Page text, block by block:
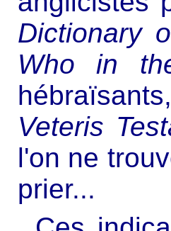
Dictionary
Who in
Veteris
l'on ne
prier...